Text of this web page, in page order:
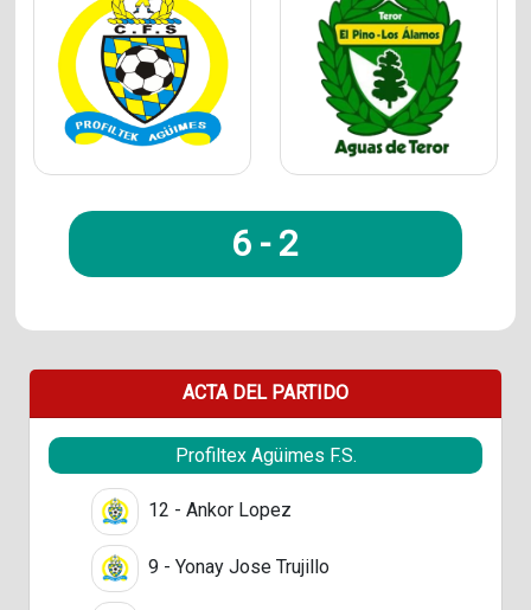
6 - 2
ACTA DEL PARTIDO
Profiltex Agüimes F.S.
12 - Ankor Lopez
9 - Yonay Jose Trujillo